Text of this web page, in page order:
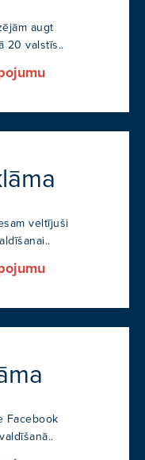
augt
20 valstīs..
veltījuši
Facebook